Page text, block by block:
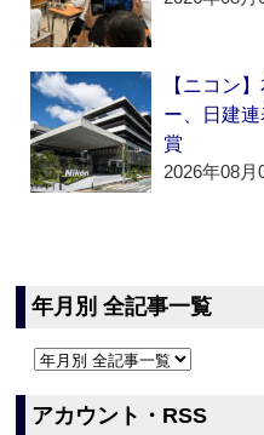
【ニコン
ー、日建
賞
2026年08月
年月別 全記事一覧
アカウント・RSS